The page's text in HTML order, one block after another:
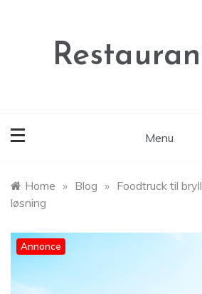
Menu
Home » Blog » Foodtruck til
løsning
Annonce